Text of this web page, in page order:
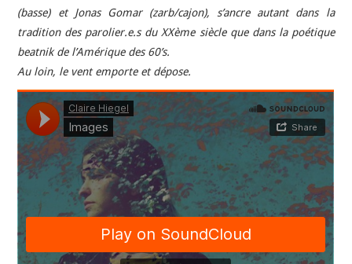
(basse) et Jonas Gomar (zarb/cajon), s’ancre autant dans la
tradition des parolier.e.s du XXème siècle que dans la poétique
beatnik de l’Amérique des 60’s.
Au loin, le vent emporte et dépose.